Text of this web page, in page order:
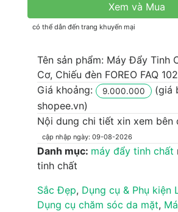
Xem và Mua
có thể dẫn đến trang khuyến mại
Tên sản phẩm: Máy Đẩy Tinh
Cơ, Chiếu đèn FOREO FAQ 102
Giá khoảng:
9.000.000
(giá
shopee.vn)
Nội dung chi tiết xin xem bên
cập nhập ngày: 09-08-2026
Danh mục: máy đẩy tinh chất
tinh chất
Sắc Đẹp, Dụng cụ & Phụ kiện
Dụng cụ chăm sóc da mặt,